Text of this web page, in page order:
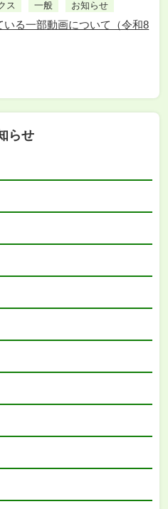
ス 一般 お知らせ
る一部動画について（令和8
らせ